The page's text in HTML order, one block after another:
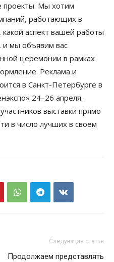
проекты. Мы хотим
работающих в
аспект вашей работы
и мы объявим вас
церемонии в рамках
Реклама и
в Санкт-Петербурге в
24–26 апреля.
выставки прямо
в число лучших в своем
Следующая статья
Продолжаем представлять